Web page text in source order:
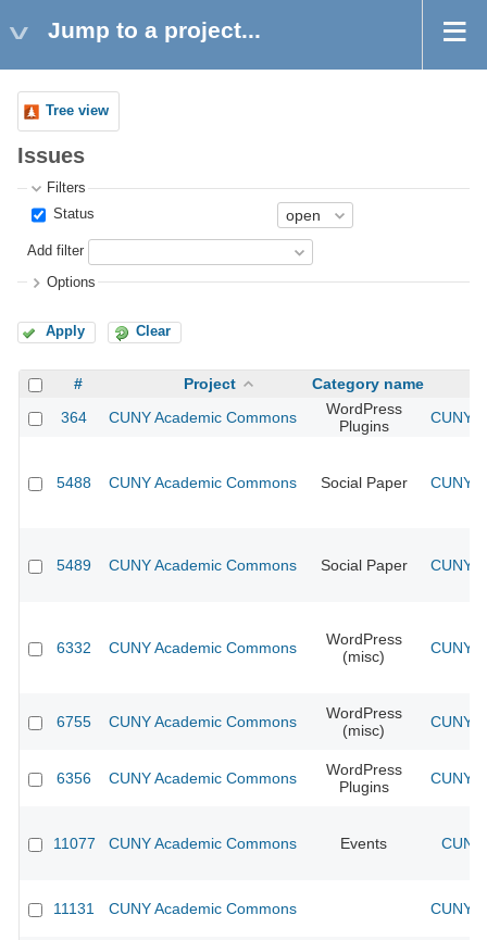
Jump to a project...
Tree view
Issues
Filters
Status
Add filter
Options
Apply Clear
# Project
Category name
364
CUNY Academic Commons
WordPress
Plugins
CUNY
5488 CUNY Academic Commons Social Paper CUNY
5489 CUNY Academic Commons Social Paper CUNY
6332 CUNY Academic Commons
WordPress
(misc)
CUNY
6755 CUNY Academic Commons
WordPress
(misc)
CUNY
6356 CUNY Academic Commons
WordPress
Plugins
CUNY
11077 CUNY Academic Commons Events
11131 CUNY Academic Commons CUNY